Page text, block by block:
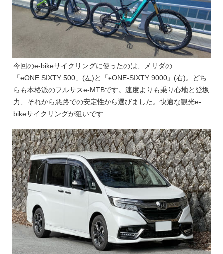
今回のe-bikeサイクリングに使ったのは、メリダの
「eONE.SIXTY 500」(左)と「eONE-SIXTY 9000」(右)。どち
らも本格派のフルサスe-MTBです。速度よりも乗り心地と登坂
力、それから悪路での安定性から選びました。快適な観光e-
bikeサイクリングが狙いです